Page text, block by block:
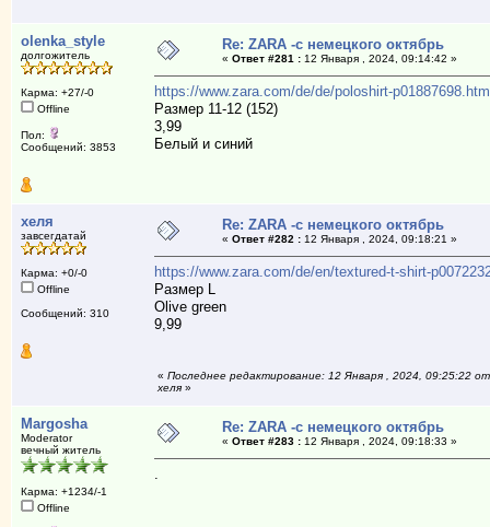
olenka_style
долгожитель
Карма: +27/-0
Offline
Пол:
Сообщений: 3853
Re: ZARA -с немецкого октябрь
« Ответ #281 :12 Января , 2024, 09:14:42 »
https://www.zara.com/de/de/poloshirt-
Размер 11-12 (152)
3,99
Белый и синий
хеля
завсегдатай
Карма: +0/-0
Offline
Сообщений: 310
Re: ZARA -с немецкого октябрь
« Ответ #282 :12 Января , 2024, 09:18:21 »
https://www.zara.com/de/en/textured-t-shirt-
Размер L
Olive green
9,99
« Последнее редактирование: 12 Января , 2024, 09:25:22 от
хеля»
Margosha
Moderator
вечный житель
Карма: +1234/-1
Offline
Re: ZARA -с немецкого октябрь
« Ответ #283 :12 Января , 2024, 09:18:33 »
.